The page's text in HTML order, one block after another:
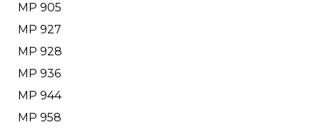
MP 905
MP 927
MP 928
MP 936
MP 944
MP 958